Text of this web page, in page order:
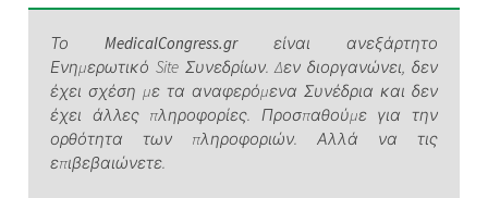
ΤοMedicalCongress.grείναι ανεξάρτητο
Ενημερωτικό Site Συνεδρίων. Δεν διοργανώνει, δεν
έχει σχέση με τα αναφερόμενα Συνέδρια και δεν
έχει άλλες πληροφορίες. Προσπαθούμε για την
ορθότητα των πληροφοριών. Αλλά να τις
επιβεβαιώνετε.